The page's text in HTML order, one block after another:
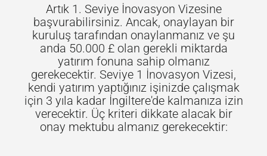
Artık 1. Seviye İnovasyon Vizesine
başvurabilirsiniz. Ancak, onaylayan bir
kuruluş tarafından onaylanmanız ve şu
anda 50.000 £ olan gerekli miktarda
yatırım fonuna sahip olmanız
gerekecektir. Seviye 1 İnovasyon Vizesi,
kendi yatırım yaptığınız işinizde çalışmak
için 3 yıla kadar İngiltere'de kalmanıza izin
verecektir. Üç kriteri dikkate alacak bir
onay mektubu almanız gerekecektir: